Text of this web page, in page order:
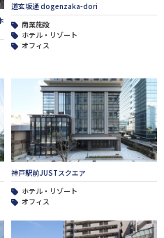
道玄坂通 dogenzaka-dori
商業施設
ホテル・リゾート
オフィス
神戸駅前JUSTスクエア
ホテル・リゾート
オフィス